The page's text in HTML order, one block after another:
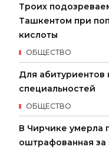
Троих
Ташкентом при
кислоты
ОБЩЕСТВО
Для абитуриентов
специальностей
ОБЩЕСТВО
В Чирчике умерла
оштрафованная